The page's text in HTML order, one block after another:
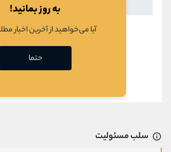
سلب مسئولیت
به روز بمانید!
آیا می‌خواهید از آخرین اخبار
حتما